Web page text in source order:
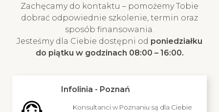
Zachęcamy do kontaktu – pomożemy Tobie
dobrać odpowiednie szkolenie, termin oraz
sposób finansowania.
Jesteśmy dla Ciebie dostępni od poniedziałku
do piątku w godzinach 08:00 – 16:00.
Infolinia - Poznań
Konsultanci w Poznaniu są dla Ciebie